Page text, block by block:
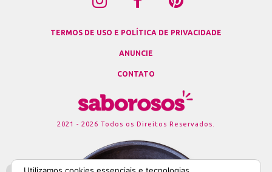
TERMOS DE USO E POLÍTICA DE PRIVACIDADE
ANUNCIE
CONTATO
2021 - 2026 Todos os Direitos Reservados.
Utilizamos cookies essenciais e tecnologias